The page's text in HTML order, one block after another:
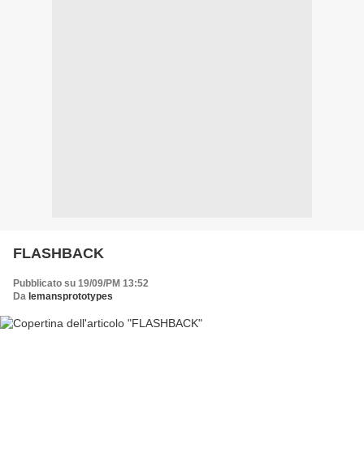
FLASHBACK
Pubblicato su 19/09/PM 13:52
Da lemansprototypes